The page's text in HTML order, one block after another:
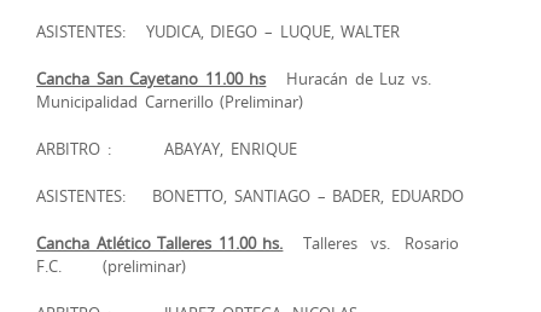
ASISTENTES: YUDICA, DIEGO – LUQUE, WALTER
Cancha San Cayetano 11.00 hs Huracán de Luz vs.
Municipalidad Carnerillo (Preliminar)
ARBITRO : ABAYAY, ENRIQUE
ASISTENTES: BONETTO, SANTIAGO – BADER, EDUARDO
Cancha Atlético Talleres 11.00 hs. Talleres vs. Rosario
F.C. (preliminar)